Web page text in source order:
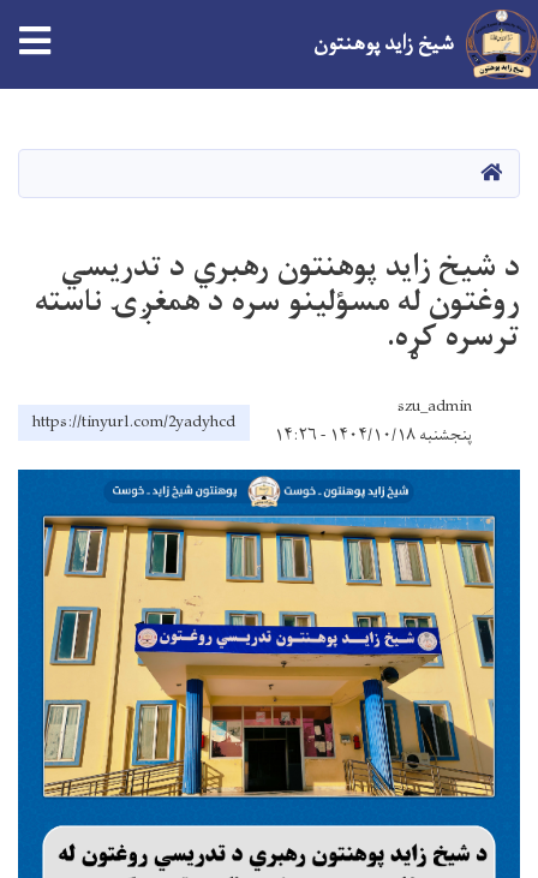
شیخ زاید پوهنتون
کور
د شیخ زاید پوهنتون رهبري د تدریسي
روغتون له مسؤلینو سره د همغږۍ ناسته
ترسره کړه.
szu_admin
پنجشنبه ۱۴۰۴/۱۰/۱۸ - ۱۴:۲۶
https://tinyurl.com/2yadyhcd